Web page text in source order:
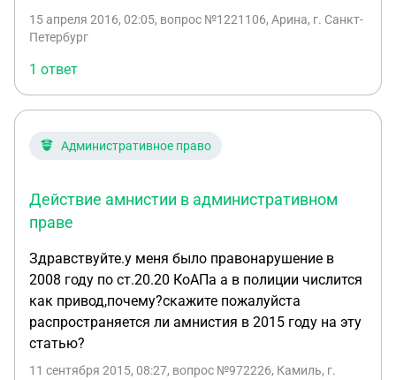
раз переносили суд. Сейчас приговор вступил в
крестах. Приговор не обжаловали, и нам сказали
что он может подать на амнистию. Можем ли мы
рассчитывать на какое-то минимальное
помилование ? Ведь мы будем регистрировать
брак в м.л.с. и тяжело одной всё тянуть.
15 апреля 2016, 02:05, вопрос №1221106, Арина, г. Санкт-
Петербург
1 ответ
Административное право
Действие амнистии в административном
праве
Здравствуйте.у меня было правонарушение в
2008 году по ст.20.20 КоАПа а в полиции числится
как привод,почему?скажите пожалуйста
распространяется ли амнистия в 2015 году на эту
статью?
11 сентября 2015, 08:27, вопрос №972226, Камиль, г.